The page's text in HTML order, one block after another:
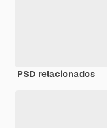
PSD relacionados